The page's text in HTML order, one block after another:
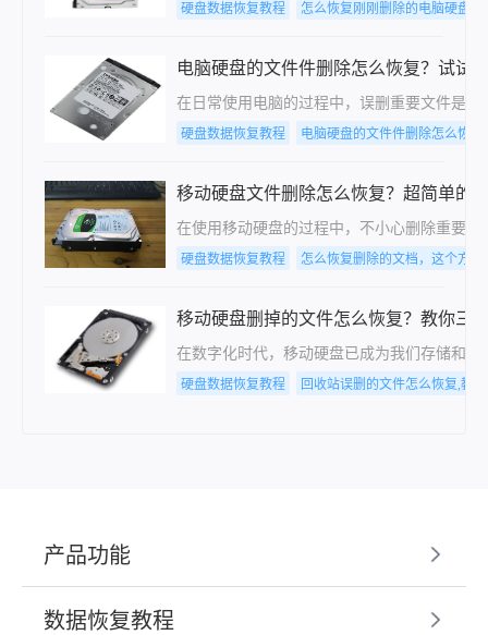
硬盘数据恢复教程 怎么恢复刚刚删除的电脑硬盘数
电脑硬盘的文件件删除怎么恢复？试试
在日常使用电脑的过程中，误删重要文件是
硬盘数据恢复教程 电脑硬盘的文件件删除怎么恢复
移动硬盘文件删除怎么恢复？超简单的
在使用移动硬盘的过程中，不小心删除重要
硬盘数据恢复教程 怎么恢复删除的文档，这个方法
移动硬盘删掉的文件怎么恢复？教你三
在数字化时代，移动硬盘已成为我们存储和
硬盘数据恢复教程 回收站误删的文件怎么恢复,教
产品功能
数据恢复教程